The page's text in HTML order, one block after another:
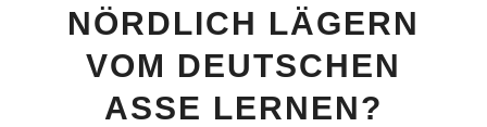
NÖRDLICH LÄGERN
VOM DEUTSCHEN
ASSE LERNEN?